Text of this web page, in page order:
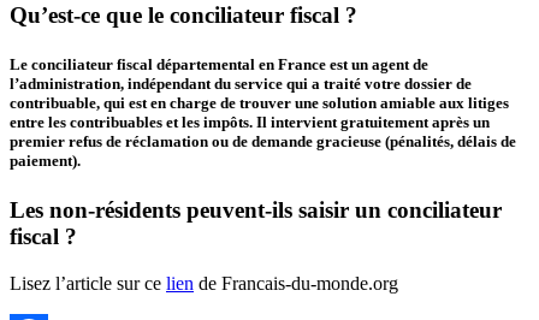
Qu’est-ce que le conciliateur fiscal ?
Le conciliateur fiscal départemental en France est un agent de
l’administration, indépendant du service qui a traité votre dossier de
contribuable, qui est en charge de trouver une solution amiable aux litiges
entre les contribuables et les impôts. Il intervient gratuitement après un
premier refus de réclamation ou de demande gracieuse (pénalités, délais de
paiement).
Les non-résidents peuvent-ils saisir un conciliateur
fiscal ?
Lisez l’article sur ce lien de Francais-du-monde.org